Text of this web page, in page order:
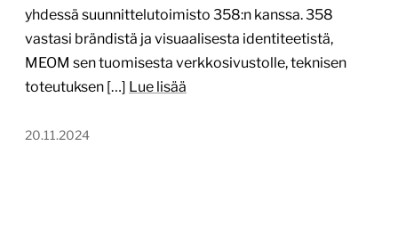
yhdessä suunnittelutoimisto 358:n kanssa. 358
vastasi brändistä ja visuaalisesta identiteetistä,
MEOM sen tuomisesta verkkosivustolle, teknisen
toteutuksen […] Lue lisää
20.11.2024